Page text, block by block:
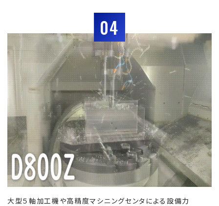
04
大型５軸加工機や高精度マシニングセンタによる設備力